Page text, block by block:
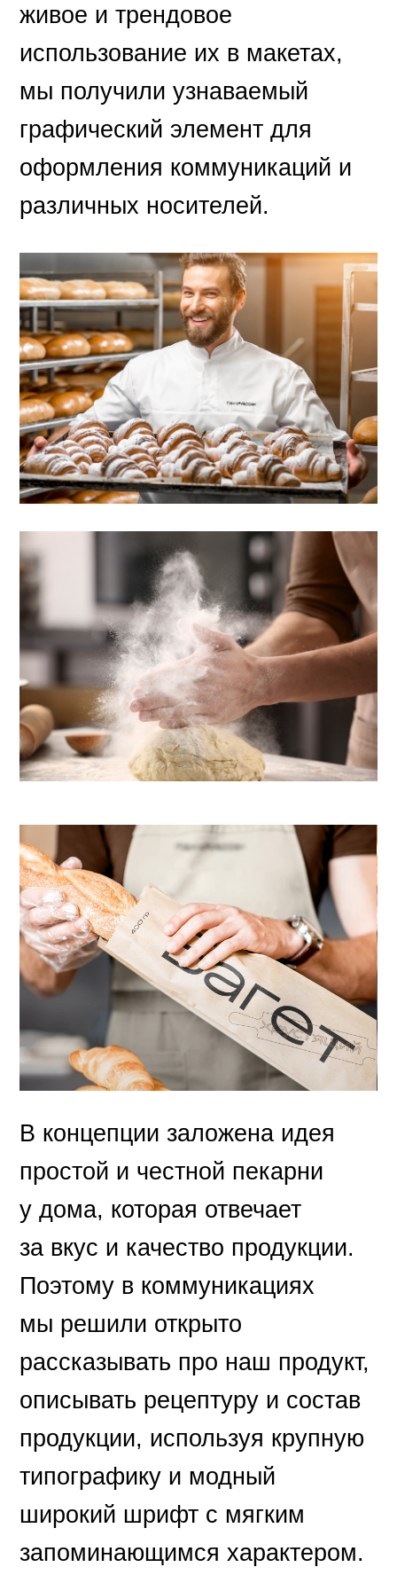
живое и трендовое
использование их в макетах,
мы получили узнаваемый
графический элемент для
оформления коммуникаций и
различных носителей.
В концепции заложена идея
простой и честной пекарни
у дома, которая отвечает
за вкус и качество продукции.
Поэтому в коммуникациях
мы решили открыто
рассказывать про наш продукт,
описывать рецептуру и состав
продукции, используя крупную
типографику и модный
широкий шрифт с мягким
запоминающимся характером.